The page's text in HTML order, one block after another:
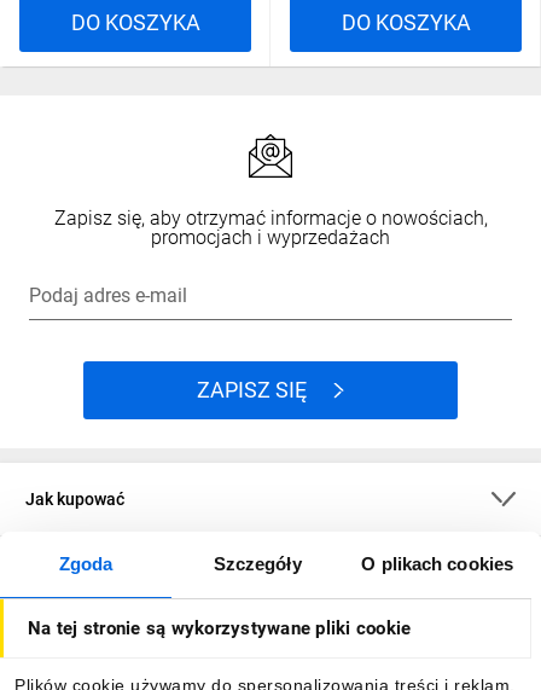
Zgoda Szczegóły O plikach cookies
Na tej stronie są wykorzystywane pliki cookie
Plików cookie używamy do spersonalizowania treści i reklam,
DO KOSZYKA DO KOSZYKA
Zapisz się, aby otrzymać informacje o nowościach,
promocjach i wyprzedażach
Podaj adres e-mail
ZAPISZ SIĘ
Jak kupować
O firmie